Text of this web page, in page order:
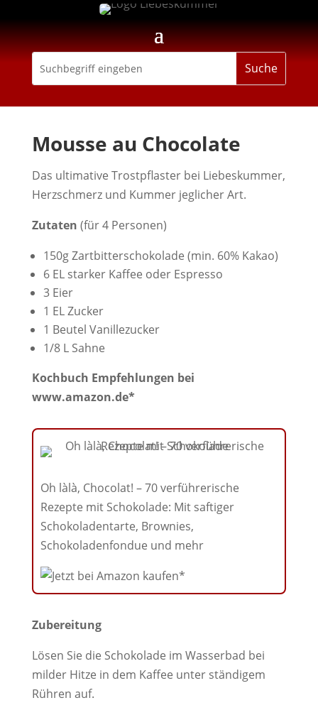
Mousse au Chocolate
Das ultimative Trostpflaster bei Liebeskummer,
Herzschmerz und Kummer jeglicher Art.
Zutaten (für 4 Personen)
150g Zartbitterschokolade (min. 60% Kakao)
6 EL starker Kaffee oder Espresso
3 Eier
1 EL Zucker
1 Beutel Vanillezucker
1/8 L Sahne
Kochbuch Empfehlungen bei
www.amazon.de*
Oh làlà, Chocolat! – 70 verführerische
Rezepte mit Schokolade: Mit saftiger
Schokoladentarte, Brownies,
Schokoladenfondue und mehr
Zubereitung
Lösen Sie die Schokolade im Wasserbad bei
milder Hitze in dem Kaffee unter ständigem
Rühren auf.